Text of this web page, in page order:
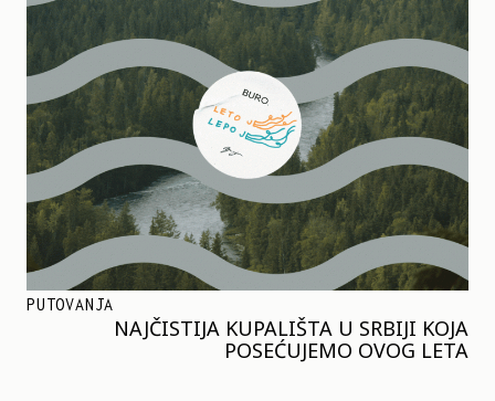
PUTOVANJA
NAJČISTIJA KUPALIŠTA U SRBIJI KOJA
POSEĆUJEMO OVOG LETA